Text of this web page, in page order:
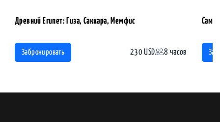
Древний Египет: Гиза, Саккара, Мемфис
Забронировать 230 USD 8 часов